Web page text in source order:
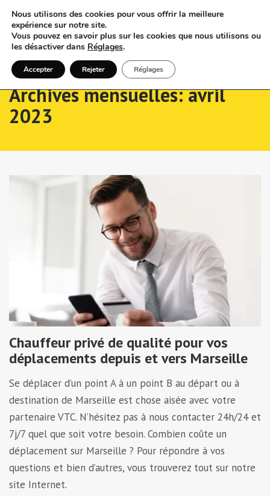
Archives mensuelles: avril
2023
Chauffeur privé de qualité pour vos
déplacements depuis et vers Marseille
Se déplacer d’un point A à un point B au départ ou à
destination de Marseille est chose aisée avec votre
partenaire VTC. N’hésitez pas à nous contacter 24h/24 et
7j/7 quel que soit votre besoin. Combien coûte un
déplacement sur Marseille ? Pour répondre à vos
questions et bien d’autres, vous trouverez tout sur notre
site Internet.
Nous utilisons des cookies pour vous offrir la meilleure
expérience sur notre site.
Vous pouvez en savoir plus sur les cookies que nous utilisons ou
les désactiver dans Réglages.
Accepter Rejeter Réglages